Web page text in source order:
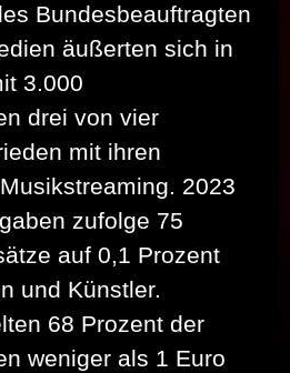
Bundesbeauftragten
äußerten sich in
3.000
drei von vier
mit ihren
2023
zufolge 75
auf 0,1 Prozent
und Künstler.
68 Prozent der
weniger als 1 Euro